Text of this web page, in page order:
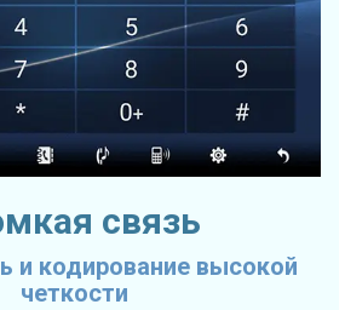
связь
и кодирование высокой
четкости